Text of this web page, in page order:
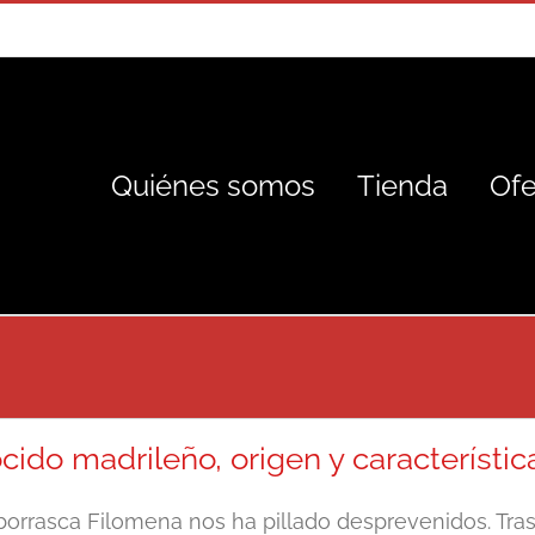
Quiénes somos Tienda
madrileño, origen y
Filomena nos ha pillado desprevenidos.